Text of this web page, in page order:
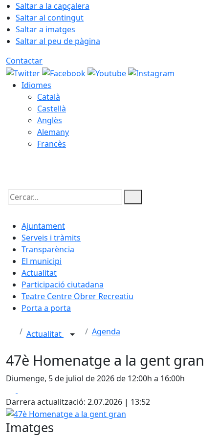
Saltar a la capçalera
Saltar al contingut
Saltar a imatges
Saltar al peu de pàgina
Contactar
Idiomes
Català
Castellà
Anglès
Alemany
Francès
Cercar:
Ajuntament
Serveis i tràmits
Transparència
El municipi
Actualitat
Participació ciutadana
Teatre Centre Obrer Recreatiu
Porta a porta
Actualitat Agenda
47è Homenatge a la gent gran
Diumenge, 5 de juliol de 2026 de 12:00h a 16:00h
Darrera actualització: 2.07.2026 | 13:52
47è Homenatge a la gent gran
Imatges